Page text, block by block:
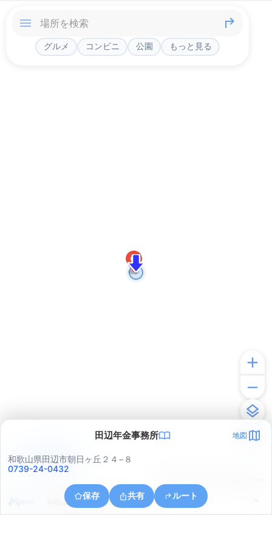
グルメ コンビニ 公園 もっと見る
田辺年金事務所 地図
和歌山県田辺市朝日ヶ丘２４−８
0739-24-0432
保存 共有 ルート
和歌山県田辺市新万２１
アプリで見る